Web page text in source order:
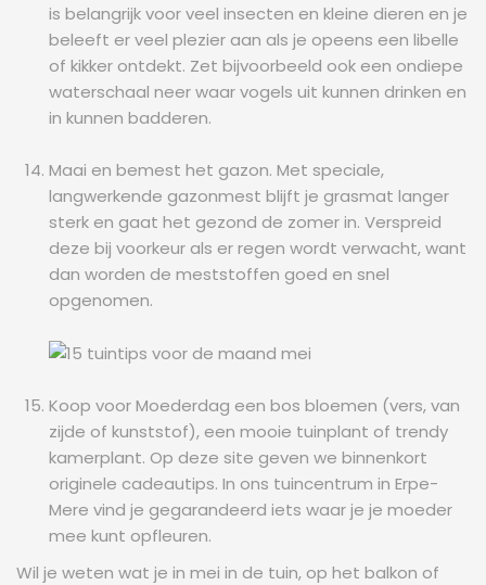
is belangrijk voor veel insecten en kleine dieren en je
beleeft er veel plezier aan als je opeens een libelle
of kikker ontdekt. Zet bijvoorbeeld ook een ondiepe
waterschaal neer waar vogels uit kunnen drinken en
in kunnen badderen.
Maai en bemest het gazon. Met speciale,
langwerkende gazonmest blijft je grasmat langer
sterk en gaat het gezond de zomer in. Verspreid
deze bij voorkeur als er regen wordt verwacht, want
dan worden de meststoffen goed en snel
opgenomen.
Koop voor Moederdag een bos bloemen (vers, van
zijde of kunststof), een mooie tuinplant of trendy
kamerplant. Op deze site geven we binnenkort
originele cadeautips. In ons tuincentrum in Erpe-
Mere vind je gegarandeerd iets waar je je moeder
mee kunt opfleuren.
Wil je weten wat je in mei in de tuin, op het balkon of